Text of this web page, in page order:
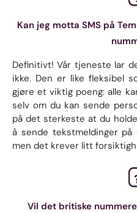
Kan jeg motta SMS på
Definitivt! Vår tjeneste lar
ikke. Den er like fleksibel
gjøre et viktig poeng: alle
selv om du kan sende
på det sterkeste at du
å sende tekstmeldinger på
men det krever litt
Vil det britiske